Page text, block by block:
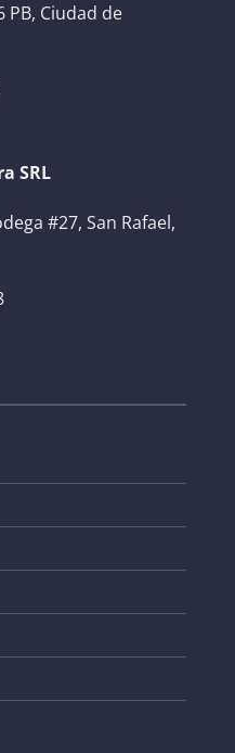
PB, Ciudad de
SRL
#27, San Rafael,